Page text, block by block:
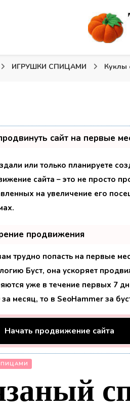
игрушки
ИГРУШКИ СПИЦАМИ Куклы
сайт на первые
или только планируете
сайта – это не просто
на увеличение его
продвижения
трудно попасть на первые
Буст, она ускоряет
уже в течение первых 7
месяц, то в SeoHammer за
Начать продвижение сайта